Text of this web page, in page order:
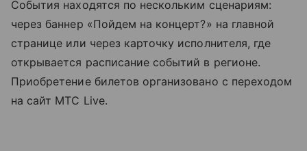
События находятся по нескольким сценариям:
через баннер «Пойдем на концерт?» на главной
странице или через карточку исполнителя, где
открывается расписание событий в регионе.
Приобретение билетов организовано с переходом
на сайт МТС Live.